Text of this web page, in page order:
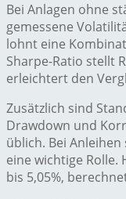
Bei Anlagen ohne
gemessene
lohnt eine
Sharpe-Ratio stellt
erleichtert den
Zusätzlich sind
Drawdown und
üblich. Bei
eine wichtige Rolle.
bis 5,05%,